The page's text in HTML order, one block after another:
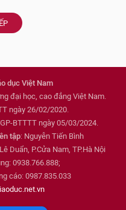
dục Việt Nam
đại học, cao đẳng Việt Nam.
ngày 26/02/2020.
BTTTT ngày 05/03/2024.
tập: Nguyễn Tiến Bình
Duẩn, P.Cửa Nam, TP.Hà Nội
0938.766.888;
cáo: 0987.835.033